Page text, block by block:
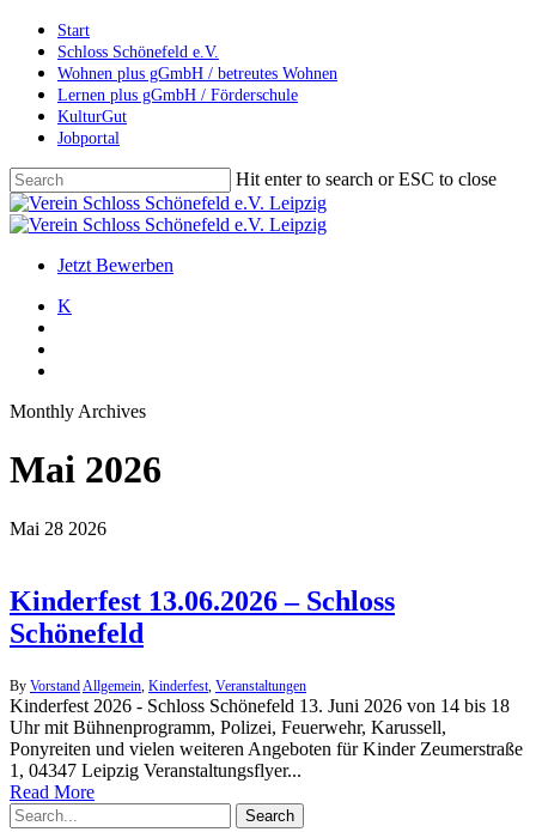
Skip
main
content
Start
Schloss Schönefeld e.V.
Wohnen plus gGmbH / betreutes Wohnen
Lernen plus gGmbH / Förderschule
KulturGut
Jobportal
Hit enter to search or ESC to close
Close
Search
search
account
Menu
Jetzt Bewerben
K
Monthly Archives
Mai 2026
Mai 28 2026
Kinderfest 13.06.2026 – Schloss
Schönefeld
By Vorstand Allgemein Kinderfest Veranstaltungen
Kinderfest 2026 - Schloss Schönefeld 13. Juni 2026 von 14 bis 18
Uhr mit Bühnenprogramm, Polizei, Feuerwehr, Karussell,
Ponyreiten und vielen weiteren Angeboten für Kinder Zeumerstraße
1, 04347 Leipzig Veranstaltungsflyer...
Read More
Search